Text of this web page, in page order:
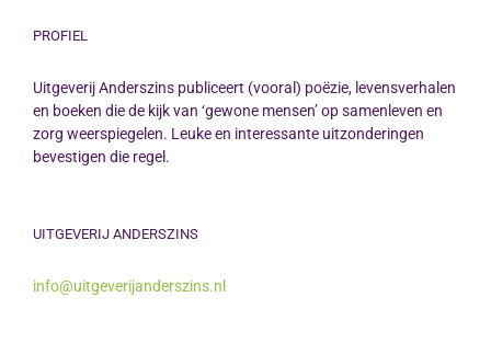
PROFIEL
Uitgeverij Anderszins publiceert (vooral) poëzie, levensverhalen
en boeken die de kijk van ‘gewone mensen’ op samenleven en
zorg weerspiegelen. Leuke en interessante uitzonderingen
bevestigen die regel.
UITGEVERIJ ANDERSZINS
info@uitgeverijanderszins.nl